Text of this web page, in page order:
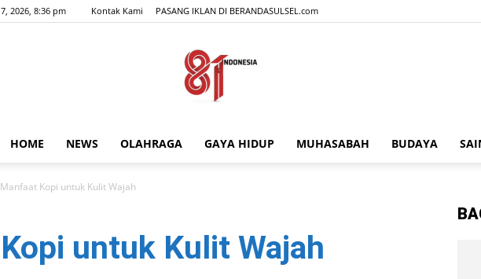
2026, 8:36 pm Kontak Kami PASANG IKLAN DI BERANDASULSEL.com
HOME NEWS OLAHRAGA GAYA HIDUP MUHASABAH BUDAYA
Manfaat Kopi untuk Kulit Wajah
untuk Kulit Wajah